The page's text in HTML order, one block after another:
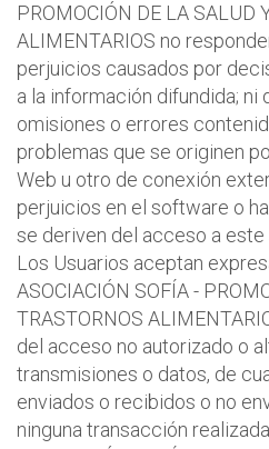
PROMOCIÓN DE LA SALUD
ALIMENTARIOS no
perjuicios causados por
a la información difundida; ni
omisiones o errores
problemas que se originen
Web u otro de conexión
perjuicios en el software o
se deriven del acceso a este
Los Usuarios aceptan
ASOCIACIÓN SOFÍA -
TRASTORNOS
del acceso no autorizado o
transmisiones o datos, de
enviados o recibidos o no
ninguna transacción